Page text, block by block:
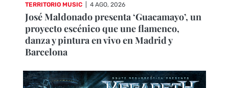
TERRITORIO MUSIC 4 AGO, 2026
José Maldonado presenta ‘Guacamayo’, un
proyecto escénico que une flamenco,
danza y pintura en vivo en Madrid y
Barcelona